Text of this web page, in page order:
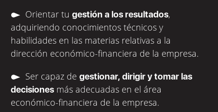
Orientar tugestión a los resultados,
adquiriendo conocimientos técnicos y
habilidades en las materias relativas a la
dirección económico-financiera de la empresa.
Ser capaz degestionar, dirigir y tomar las
decisiones más adecuadas en el área
económico-financiera de la empresa.